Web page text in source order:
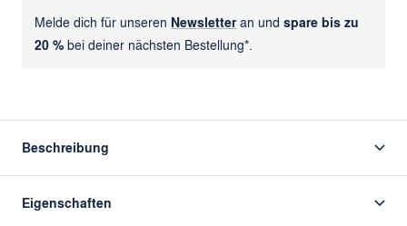
Melde dich für unseren Newsletter an und spare bis zu
20 % bei deiner nächsten Bestellung*.
Beschreibung
Eigenschaften